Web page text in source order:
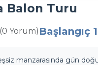
Balon Turu
Yorum) Başlangıç
eşsiz manzarasında gün